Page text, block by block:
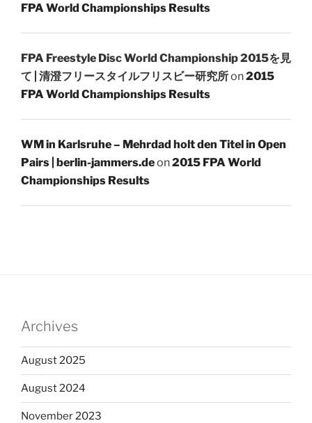
FPA World Championships Results
FPA Freestyle Disc World Championship 2015を見
て | 清澄フリースタイルフリスビー研究所on2015
FPA World Championships Results
WM in Karlsruhe – Mehrdad holt den Titel in Open
Pairs | berlin-jammers.deon2015 FPA World
Championships Results
Archives
August 2025
August 2024
November 2023